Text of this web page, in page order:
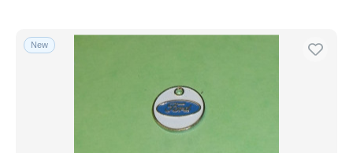
New